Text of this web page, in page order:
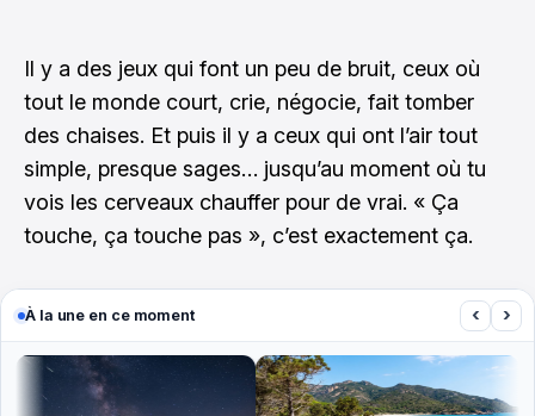
Il y a des jeux qui font un peu de bruit, ceux où
tout le monde court, crie, négocie, fait tomber
des chaises. Et puis il y a ceux qui ont l’air tout
simple, presque sages… jusqu’au moment où tu
vois les cerveaux chauffer pour de vrai. « Ça
touche, ça touche pas », c’est exactement ça.
À la une en ce moment ‹ ›